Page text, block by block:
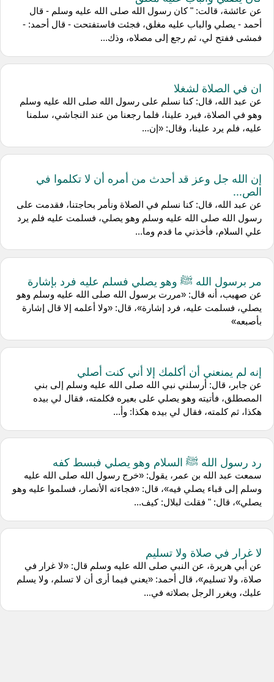
عن عائشة، قالت: " كان رسول الله صلى الله عليه وسلم - قال
أحمد - يصلي والباب عليه مغلق، فجئت فاستفتحت - قال أحمد: -
فمشى ففتح لي، ثم رجع إلى مصلاه، وذك...
ان في الصلاة لشغلا
عن عبد الله، قال: كنا نسلم على رسول الله صلى الله عليه وسلم
وهو في الصلاة، فيرد علينا، فلما رجعنا من عند النجاشي، سلمنا
عليه، فلم يرد علينا، وقال: «إن...
إن الله جل وعز قد أحدث من أمره أن لا تكلموا في
الص...
عن عبد الله، قال: كنا نسلم في الصلاة ونأمر بحاجتنا، فقدمت على
رسول الله صلى الله عليه وسلم وهو يصلي، فسلمت عليه فلم يرد
علي السلام، فأخذني ما قدم وما...
مر برسول الله ﷺ وهو يصلي فسلم عليه فرد بإشارة
عن صهيب، أنه قال: «مررت برسول الله صلى الله عليه وسلم وهو
يصلي، فسلمت عليه، فرد إشارة»، قال: «ولا أعلمه إلا قال إشارة
بأصبعه»
إنه لم يمنعني أن أكلمك إلا أني كنت أصلي
عن جابر، قال: أرسلني نبي الله صلى الله عليه وسلم إلى بني
المصطلق، فأتيته وهو يصلي على بعيره فكلمته، فقال لي بيده
هكذا، ثم كلمته، فقال لي بيده هكذا: وأ...
رد رسول الله ﷺ السلام وهو يصلي فبسط كفه
سمعت عبد الله بن عمر، يقول: «خرج رسول الله صلى الله عليه
وسلم إلى قباء يصلي فيه»، قال: «فجاءته الأنصار، فسلموا عليه وهو
يصلي»، قال: " فقلت لبلال: كيف...
لا غرار في صلاة ولا تسليم
عن أبي هريرة، عن النبي صلى الله عليه وسلم قال: «لا غرار في
صلاة، ولا تسليم»، قال أحمد: «يعني فيما أرى أن لا تسلم، ولا يسلم
عليك، ويغرر الرجل بصلاته في...